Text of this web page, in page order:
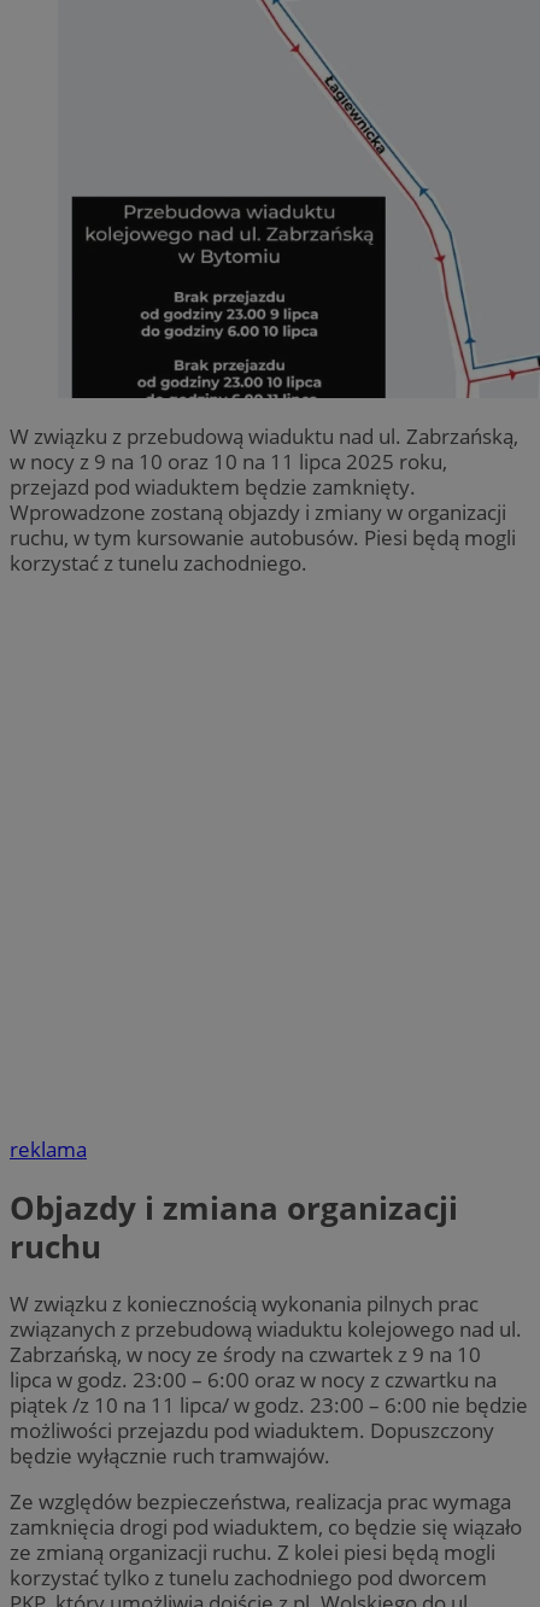
W związku z przebudową wiaduktu nad ul. Zabrzańską,
w nocy z 9 na 10 oraz 10 na 11 lipca 2025 roku,
przejazd pod wiaduktem będzie zamknięty.
Wprowadzone zostaną objazdy i zmiany w organizacji
ruchu, w tym kursowanie autobusów. Piesi będą mogli
korzystać z tunelu zachodniego.
reklama
Objazdy i zmiana organizacji
ruchu
W związku z koniecznością wykonania pilnych prac
związanych z przebudową wiaduktu kolejowego nad ul.
Zabrzańską, w nocy ze środy na czwartek z 9 na 10
lipca w godz. 23:00 – 6:00 oraz w nocy z czwartku na
piątek /z 10 na 11 lipca/ w godz. 23:00 – 6:00 nie będzie
możliwości przejazdu pod wiaduktem. Dopuszczony
będzie wyłącznie ruch tramwajów.
Ze względów bezpieczeństwa, realizacja prac wymaga
zamknięcia drogi pod wiaduktem, co będzie się wiązało
ze zmianą organizacji ruchu. Z kolei piesi będą mogli
korzystać tylko z tunelu zachodniego pod dworcem